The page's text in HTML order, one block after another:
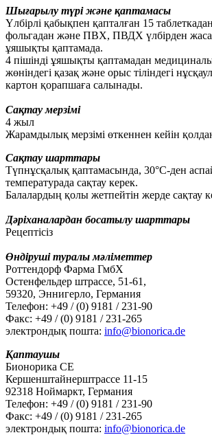
Шығарылу түрі және қаптамасы
Үлбірлі қабықпен қапталған 15
фольгадан және ПВХ, ПВДХ үлбірден
ұяшықты қаптамада.
4 пішінді ұяшықты қаптамадан
жөніндегі қазақ және орыс тіліндегі
картон қорапшаға салынады.
Сақтау мерзімі
4 жыл
Жарамдылық мерзімі өткеннен кейін
Сақтау шарттары
Түпнұсқалық қаптамасында, 30°С-ден
температурада сақтау керек.
Балалардың қолы жетпейтін жерде сақтау
Дәріханалардан босатылу шарттары
Рецептісіз
Өндіруші туралы мәліметтер
Роттендорф Фарма ГмбХ
Остенфельдер штрассе, 51-61,
59320, Эннигерло, Германия
Телефон: +49 / (0) 9181 / 231-90
Факс: +49 / (0) 9181 / 231-265
электрондық пошта: info@bionorica.de
Қаптаушы
Бионорика СЕ
Кершенштайнерштрассе 11-15
92318 Ноймаркт, Германия
Телефон: +49 / (0) 9181 / 231-90
Факс: +49 / (0) 9181 / 231-265
электрондық пошта: info@bionorica.de